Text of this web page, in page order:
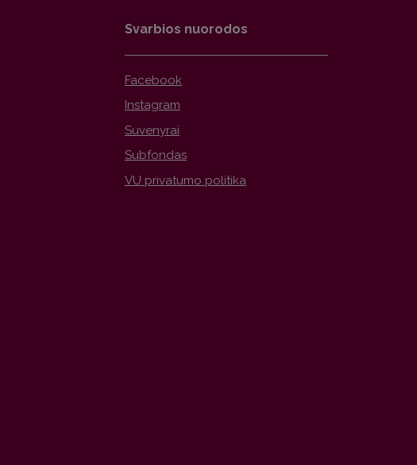
Svarbios nuorodos
Facebook
Instagram
Suvenyrai
Subfondas
VU privatumo politika